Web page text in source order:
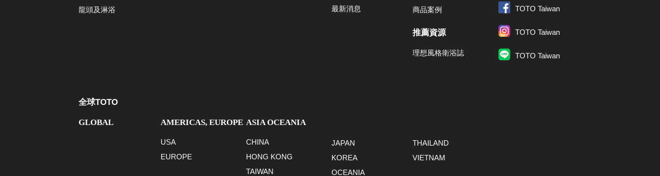
龍頭及淋浴
最新消息
商品案例
推薦資源
理想風格衛浴誌
TOTO Taiwan
TOTO Taiwan
TOTO Taiwan
全球TOTO
GLOBAL AMERICAS, EUROPE
USA
EUROPE
ASIA OCEANIA
CHINA
HONG KONG
TAIWAN
JAPAN
KOREA
OCEANIA
THAILAND
VIETNAM